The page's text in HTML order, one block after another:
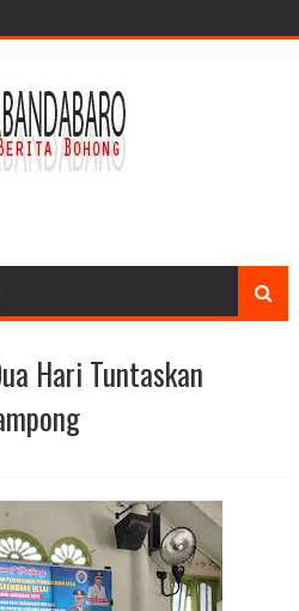
Hari Tuntaskan